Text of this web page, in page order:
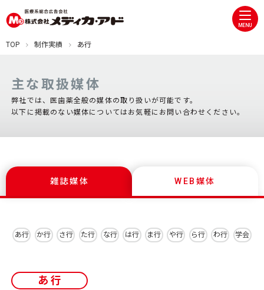
MENU
TOP 制作実績 あ行
主な取扱媒体
弊社では、医歯薬全般の媒体の取り扱いが可能です。
以下に掲載のない媒体についてはお気軽にお問い合わせください。
雑誌媒体 WEB媒体
あ行 か行 さ行 た行 な行 は行 ま行 や行 ら行 わ行 学会
あ行